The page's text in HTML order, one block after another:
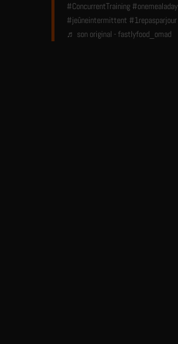
#ConcurrentTraining #onemealaday
#jeûneintermittent #1repasparjour
♬ son original - fastlyfood_omad